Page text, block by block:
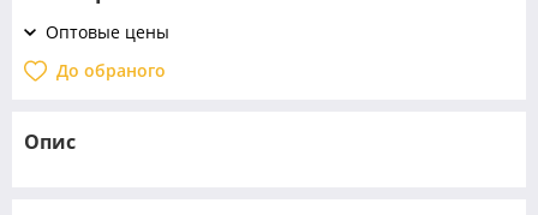
Оптовые цены
До обраного
Опис